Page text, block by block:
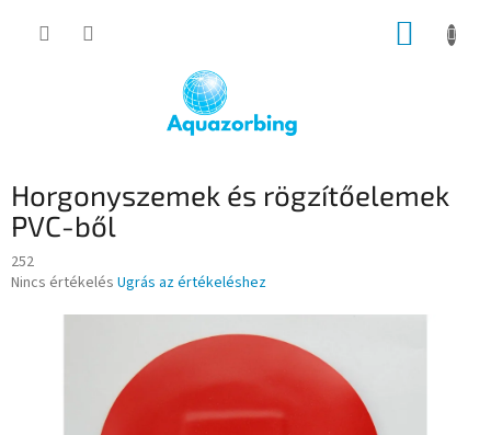
KOSÁR
Horgonyszemek és rögzítőelemek
PVC-ből
252
A
Nincs értékelés Ugrás az értékeléshez